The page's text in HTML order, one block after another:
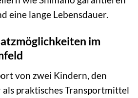
eine lange Lebensdauer.
im
von zwei Kindern, den
praktisches Transportmittel